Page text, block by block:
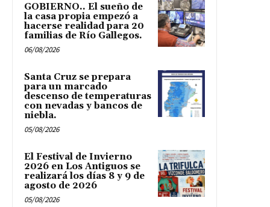
GOBIERNO.. El sueño de
la casa propia empezó a
hacerse realidad para 20
familias de Río Gallegos.
06/08/2026
Santa Cruz se prepara
para un marcado
descenso de temperaturas
con nevadas y bancos de
niebla.
05/08/2026
El Festival de Invierno
2026 en Los Antiguos se
realizará los días 8 y 9 de
agosto de 2026
05/08/2026